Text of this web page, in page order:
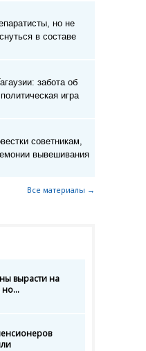
но не
в составе
забота об
игра
советникам,
вывешивания
Все материалы →
вырасти на
но...